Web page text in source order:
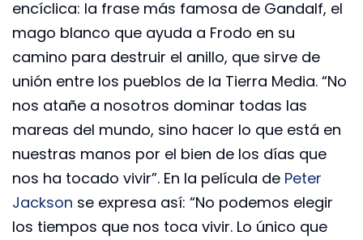
encíclica: la frase más famosa de Gandalf, el
mago blanco que ayuda a Frodo en su
camino para destruir el anillo, que sirve de
unión entre los pueblos de la Tierra Media. “No
nos atañe a nosotros dominar todas las
mareas del mundo, sino hacer lo que está en
nuestras manos por el bien de los días que
nos ha tocado vivir”. En la película de Peter
Jackson se expresa así: “No podemos elegir
los tiempos que nos toca vivir. Lo único que